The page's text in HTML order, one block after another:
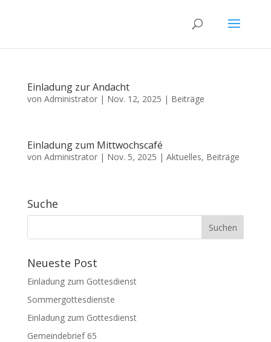
Einladung zur Andacht
von Administrator| Nov. 12, 2025 | Beiträge
Einladung zum Mittwochscafé
von Administrator| Nov. 5, 2025 | Aktuelles, Beiträge
Suche
Neueste Post
Einladung zum Gottesdienst
Sommergottesdienste
Einladung zum Gottesdienst
Gemeindebrief 65